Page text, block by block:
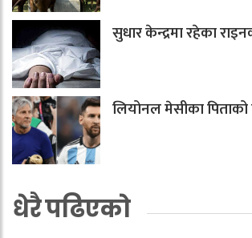
सुधार केन्द्रमा रहेका
लियोनल मेसीका
धेरै पढिएको